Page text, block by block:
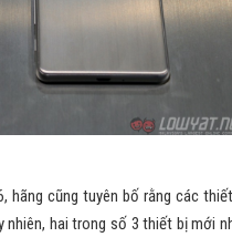
hãng cũng tuyên bố rằng các
nhiên, hai trong số 3 thiết bị mới